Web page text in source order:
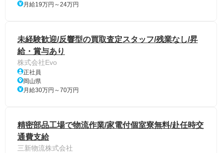
月給19万円～24万円
未経験歓迎/反響型の買取査定スタッフ/残業なし/昇
給・賞与あり
株式会社Evo
正社員
岡山県
月給30万円～70万円
精密部品工場で物流作業/家電付個室寮無料/赴任時交
通費支給
三新物流株式会社